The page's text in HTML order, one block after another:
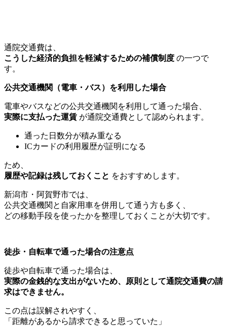
通院交通費は、
こうした経済的負担を軽減するための補償制度 の一つで
す。
公共交通機関（電車・バス）を利用した場合
電車やバスなどの公共交通機関を利用して通った場合、
実際に支払った運賃 が通院交通費として認められます。
通った日数分が積み重なる
ICカードの利用履歴が証明になる
ため、
履歴や記録は残しておくこと をおすすめします。
新潟市・阿賀野市では、
公共交通機関と自家用車を併用して通う方も多く、
どの移動手段を使ったかを整理しておくことが大切です。
徒歩・自転車で通った場合の注意点
徒歩や自転車で通った場合は、
実際の金銭的な支出がないため、原則として通院交通費の請
求はできません。
この点は誤解されやすく、
「距離があるから請求できると思っていた」